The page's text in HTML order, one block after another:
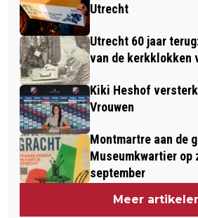
Utrecht
Utrecht 60 jaar
van de kerkklokken
Kiki Heshof
Vrouwen
Montmartre aan de
Museumkwartier op
september
Meer